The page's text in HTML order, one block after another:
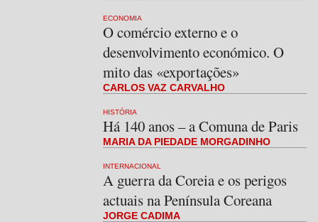
ECONOMIA
O comércio externo e o
desenvolvimento económico. O
mito das «exportações»
CARLOS VAZ CARVALHO
HISTÓRIA
Há 140 anos – a Comuna de Paris
MARIA DA PIEDADE MORGADINHO
INTERNACIONAL
A guerra da Coreia e os perigos
actuais na Península Coreana
JORGE CADIMA